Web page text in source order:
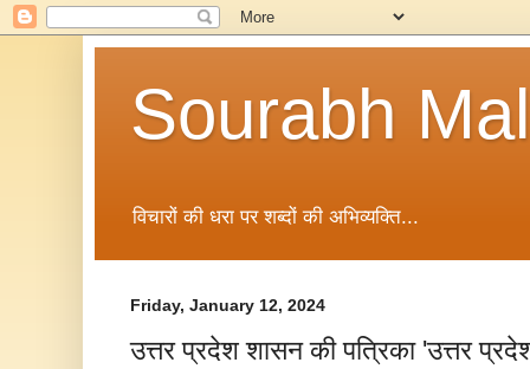
Sourabh
विचारों की धरा पर शब्दों की अभिव्यक्ति...
Friday, January 12, 2024
उत्तर प्रदेश शासन की पत्रिका 'उत्तर